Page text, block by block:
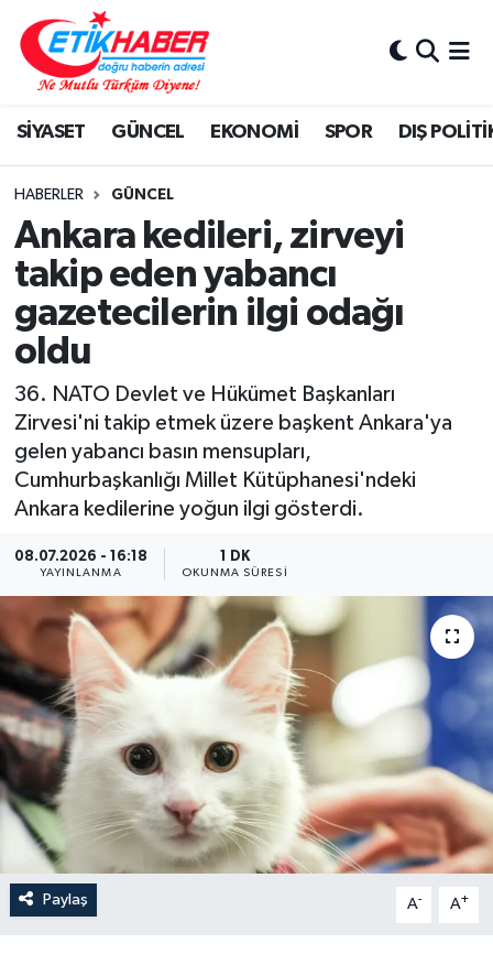
SİYASET GÜNCEL EKONOMİ SPOR DIŞ
HABERLER GÜNCEL
Ankara kedileri, zirveyi
takip eden yabancı
gazetecilerin ilgi odağı
oldu
36.⁠ ⁠NATO Devlet ve Hükümet Başkanları
Zirvesi'ni takip etmek üzere başkent Ankara'ya
gelen yabancı basın mensupları,
Cumhurbaşkanlığı Millet Kütüphanesi'ndeki
Ankara kedilerine yoğun ilgi gösterdi.
08.07.2026 - 16:18
YAYINLANMA
1 DK
OKUNMA SÜRESI
Paylaş A- A+
BİLİM-TEKNOLOJİ
DIŞ POLİTİKA
DÜNYA
EĞİTİM GENÇLİK
EKONOMİ
KÖŞE YAZILARI
KÜLTÜR-SANAT-MAGAZİN
MEDYA
SAĞLIK
SİYASET
GÜNCEL
SPOR
YAŞAM
Nöbetçi Eczaneler
Hava Durumu
İstanbul Namaz Vakitleri
Trafik Durumu
Süper Lig Puan Durumu ve Fikstür
Tüm Manşetler
Son Dakika Haberleri
Haber Arşivi